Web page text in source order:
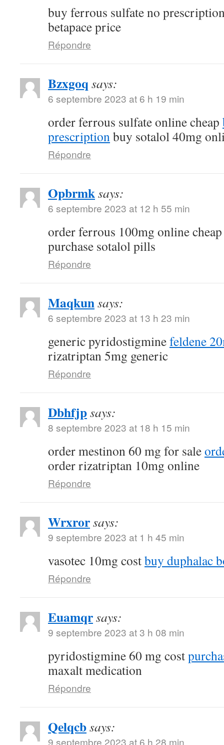
buy ferrous sulfate no
betapace price
Répondre
Bzxgoq says:
6 septembre 2023 at 6 h 19 min
order ferrous sulfate online cheap
prescription buy sotalol 40mg
Répondre
Opbrmksays:
6 septembre 2023 at 12 h 55 min
order ferrous 100mg online
purchase sotalol pills
Répondre
Maqkunsays:
6 septembre 2023 at 13 h 23 min
generic pyridostigminefeldene
rizatriptan 5mg generic
Répondre
Dbhfjpsays:
8 septembre 2023 at 18 h 15 min
order mestinon 60 mg for sale
order rizatriptan 10mg online
Répondre
Wrxrorsays:
9 septembre 2023 at 1 h 45 min
vasotec 10mg costbuy duphalac
Répondre
Euamqrsays:
9 septembre 2023 at 3 h 08 min
pyridostigmine 60 mg cost
maxalt medication
Répondre
Qelqcbsays:
9 septembre 2023 at 6 h 28 min